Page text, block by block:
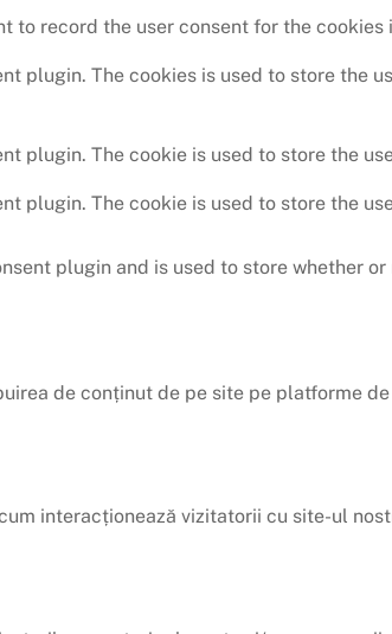
to record the user consent for the
plugin. The cookies is used to store the
plugin. The cookie is used to store the
plugin. The cookie is used to store the
plugin and is used to store whether
de conținut de pe site pe platforme
interacționează vizitatorii cu site-ul